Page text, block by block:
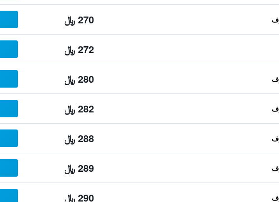
270 ﷼
272 ﷼
280 ﷼
282 ﷼
288 ﷼
289 ﷼
290 ﷼